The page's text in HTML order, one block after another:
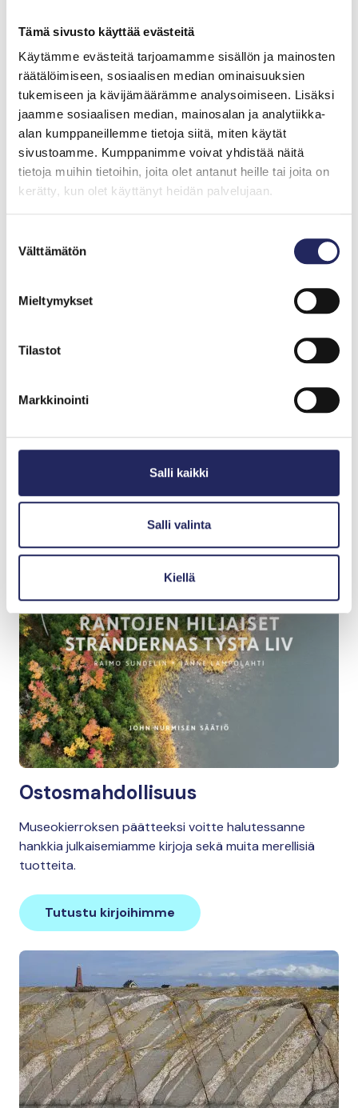
Tämä sivusto käyttää evästeitä
Käytämme evästeitä tarjoamamme sisällön ja mainosten
räätälöimiseen, sosiaalisen median ominaisuuksien
tukemiseen ja kävijämäärämme analysoimiseen. Lisäksi
jaamme sosiaalisen median, mainosalan ja analytiikka-
alan kumppaneillemme tietoja siitä, miten käytät
sivustoamme. Kumppanimme voivat yhdistää näitä
tietoja muihin tietoihin, joita olet antanut heille tai joita on
kerätty, kun olet käyttänyt heidän palvelujaan.
valinta
Välttämätön
Mieltymykset
Tilastot
Markkinointi
Salli kaikki
Salli valinta
Kiellä
Sijainti
Palkkatilanportin kulmauksessa osoitteessa
toimistorakennus. Pasilan asemalta on matkaa 800
metriä.
Ostosmahdollisuus
Museokierroksen päätteeksi voitte halutessanne
hankkia julkaisemiamme kirjoja sekä muita merellisiä
tuotteita.
Tutustu kirjoihimme